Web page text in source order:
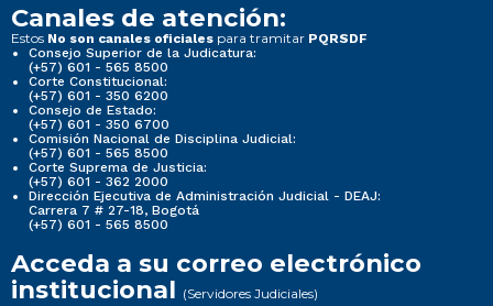
Canales de atención:
Estos No son canales oficiales para tramitar PQRSDF
Consejo Superior de la Judicatura:
(+57) 601 - 565 8500
Corte Constitucional:
(+57) 601 - 350 6200
Consejo de Estado:
(+57) 601 - 350 6700
Comisión Nacional de Disciplina Judicial:
(+57) 601 - 565 8500
Corte Suprema de Justicia:
(+57) 601 - 362 2000
Dirección Ejecutiva de Administración Judicial - DEAJ:
Carrera 7 # 27-18, Bogotá
(+57) 601 - 565 8500
Acceda a su correo electrónico
institucional (Servidores Judiciales)